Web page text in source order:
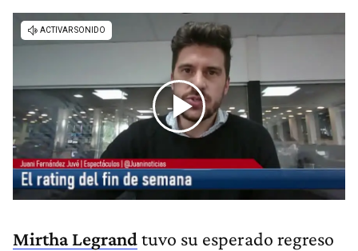
Mirtha Legrandtuvo su esperado regreso